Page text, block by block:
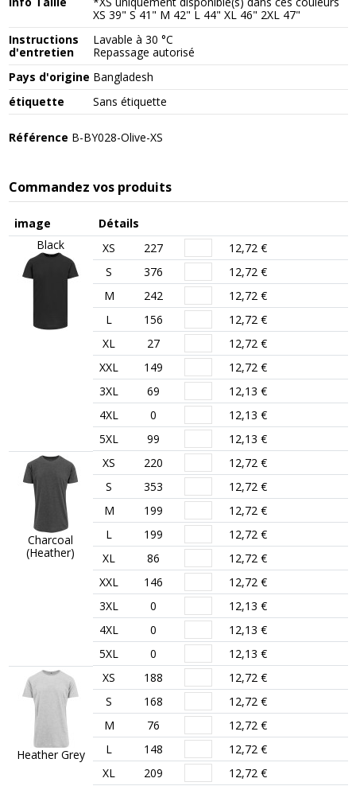
XS 39" S 41" M 42" L 44" XL 46" 2XL 47"
Instructions
d'entretien
Lavable à 30 °C
Repassage autorisé
Pays d'origine Bangladesh
étiquette
Sans étiquette
Référence B-BY028-Olive-XS
Commandez vos produits
image
Détails
Black
XS 227
12,72 €
S
376
12,72 €
M
242
12,72 €
L
156
12,72 €
XL
27
12,72 €
XXL
149
12,72 €
3XL
69
12,13 €
4XL
0
12,13 €
5XL
99 12,13 €
Charcoal
(Heather)
XS 220
12,72 €
S
353
12,72 €
M
199
12,72 €
L
199
12,72 €
XL
86
12,72 €
XXL
146
12,72 €
3XL
0
12,13 €
4XL
0
12,13 €
5XL
0 12,13 €
Heather Grey
XS 188
12,72 €
S
168
12,72 €
M
76
12,72 €
L
148
12,72 €
XL
209
12,72 €